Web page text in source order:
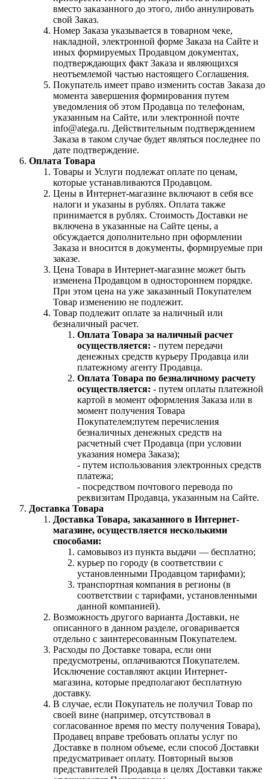
вместо заказанного до этого, либо аннулировать
свой Заказ.
Номер Заказа указывается в товарном чеке,
накладной, электронной форме Заказа на Сайте и
иных формируемых Продавцом документах,
подтверждающих факт Заказа и являющихся
неотъемлемой частью настоящего Соглашения.
Покупатель имеет право изменить состав Заказа до
момента завершения формирования путем
уведомления об этом Продавца по телефонам,
указанным на Сайте, или электронной почте
info@atega.ru. Действительным подтверждением
Заказа в таком случае будет являться последнее по
дате подтверждение.
Оплата Товара
Товары и Услуги подлежат оплате по ценам,
которые устанавливаются Продавцом.
Цены в Интернет-магазине включают в себя все
налоги и указаны в рублях. Оплата также
принимается в рублях. Стоимость Доставки не
включена в указанные на Сайте цены, а
обсуждается дополнительно при оформлении
Заказа и вносится в документы, формируемые при
заказе.
Цена Товара в Интернет-магазине может быть
изменена Продавцом в одностороннем порядке.
При этом цена на уже заказанный Покупателем
Товар изменению не подлежит.
Товар подлежит оплате за наличный или
безналичный расчет.
Оплата Товара за наличный расчет
осуществляется: - путем передачи
денежных средств курьеру Продавца или
платежному агенту Продавца.
Оплата Товара по безналичному расчету
осуществляется: - путем оплаты платежной
картой в момент оформления Заказа или в
момент получения Товара
Покупателем;путем перечисления
безналичных денежных средств на
расчетный счет Продавца (при условии
указания номера Заказа);
- путем использования электронных средств
платежа;
- посредством почтового перевода по
реквизитам Продавца, указанным на Сайте.
Доставка Товара
Доставка Товара, заказанного в Интернет-
магазине, осуществляется несколькими
способами:
самовывоз из пункта выдачи — бесплатно;
курьер по городу (в соответствии с
установленными Продавцом тарифами);
транспортная компания в регионы (в
соответствии с тарифами, установленными
данной компанией).
Возможность другого варианта Доставки, не
описанного в данном разделе, оговаривается
отдельно с заинтересованным Покупателем.
Расходы по Доставке товара, если они
предусмотрены, оплачиваются Покупателем.
Исключение составляют акции Интернет-
магазина, которые предполагают бесплатную
доставку.
В случае, если Покупатель не получил Товар по
своей вине (например, отсутствовал в
согласованное время по месту получения Товара),
Продавец вправе требовать оплаты услуг по
Доставке в полном объеме, если способ Доставки
предусматривает оплату. Повторный вызов
представителей Продавца в целях Доставки также